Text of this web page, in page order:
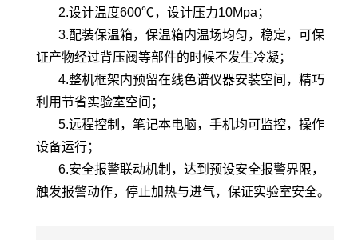
2.设计温度600℃，设计压力10Mpa；
3.配装保温箱，保温箱内温场均匀，稳定，可保
证产物经过背压阀等部件的时候不发生冷凝；
4.整机框架内预留在线色谱仪器安装空间，精巧
利用节省实验室空间；
5.远程控制，笔记本电脑，手机均可监控，操作
设备运行；
6.安全报警联动机制，达到预设安全报警界限，
触发报警动作，停止加热与进气，保证实验室安全。